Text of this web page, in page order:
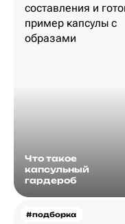
Что такое
капсульный
гардероб
#подборка